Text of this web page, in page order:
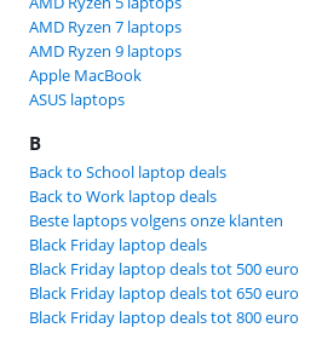
AMD Ryzen 7 laptops
AMD Ryzen 9 laptops
Apple MacBook
ASUS laptops
B
Back to School laptop deals
Back to Work laptop deals
Beste laptops volgens onze klanten
Black Friday laptop deals
Black Friday laptop deals tot 500 euro
Black Friday laptop deals tot 650 euro
Black Friday laptop deals tot 800 euro